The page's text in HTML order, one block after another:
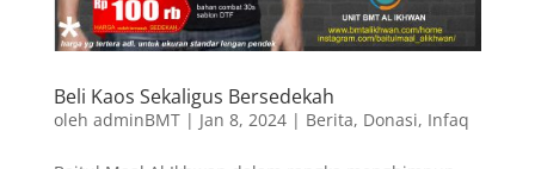
Beli Kaos Sekaligus Bersedekah
oleh adminBMT| Jan 8, 2024| Berita, Donasi, Infaq